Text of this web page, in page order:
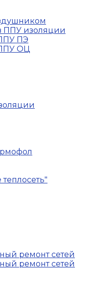
ППУ изоляции
ПЭ
ОЦ
ремонт сетей
ремонт сетей